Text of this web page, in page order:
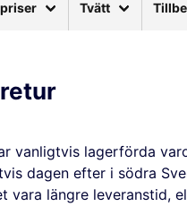
Tvätt
vanligtvis lagerförda
dagen efter i södra
vara längre leveranstid,